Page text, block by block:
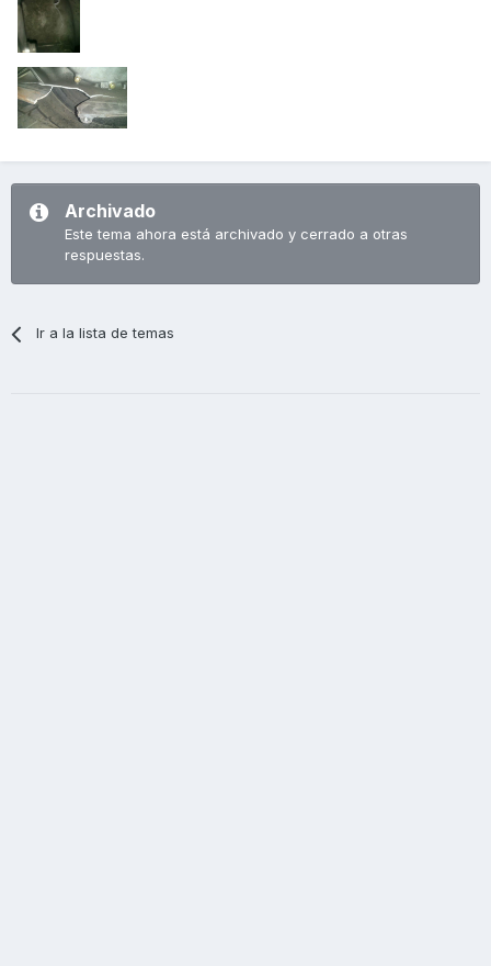
Archivado
Este tema ahora está archivado y cerrado a otras
respuestas.
Ir a la lista de temas